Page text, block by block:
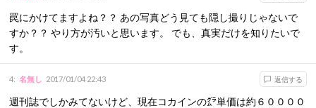
罠にかけてますよね？？ あの写真どう見ても隠し撮りじゃないで
すか？？ やり方が汚いと思います。 でも、真実だけを知りたいで
す。
4: 名無し 2017/01/04 22:43 返信する
週刊誌でしかみてないけど、現在コカインの㌘単価は約６００００